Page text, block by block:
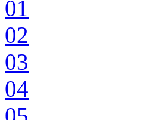
01
02
03
04